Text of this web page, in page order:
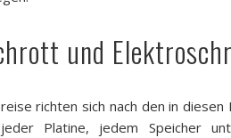
und
richten sich nach den in
Platine, jedem Speicher